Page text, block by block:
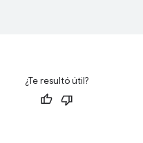
¿Te resultó útil?